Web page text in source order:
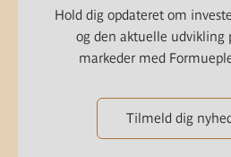
Hold dig opdateret om
og den aktuelle udvikling
markeder med
Tilmeld dig